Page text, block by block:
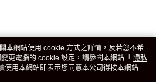
本網站使用 cookie 方式之詳情，及若您不希
更電腦的 cookie 設定，請參閱本網站「 隱私
使用本網站即表示您同意本公司得按本網站使